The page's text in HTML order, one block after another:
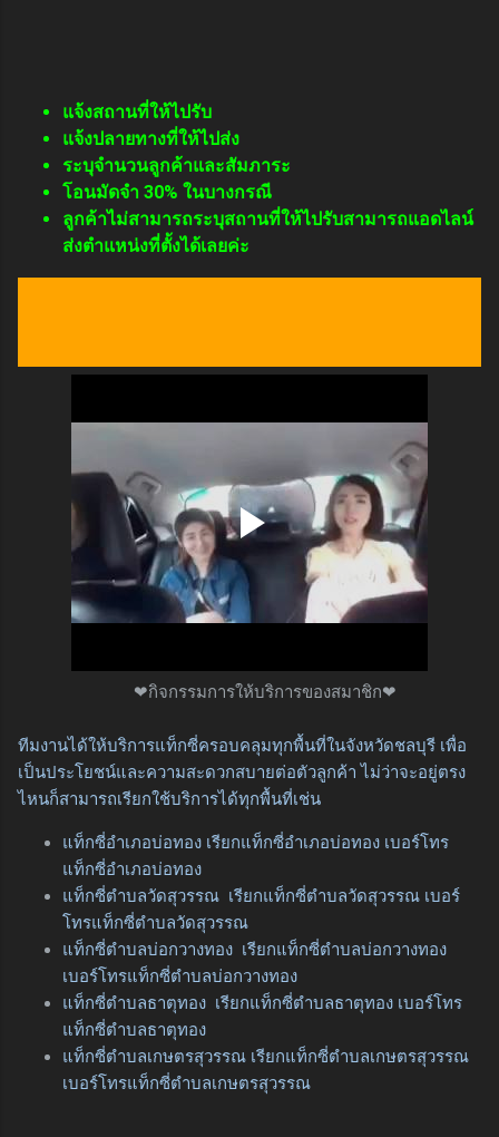
แจ้งสถานที่ให้ไปรับ
แจ้งปลายทางที่ให้ไปส่ง
ระบุจำนวนลูกค้าและสัมภาระ
โอนมัดจำ 30% ในบางกรณี
ลูกค้าไม่สามารถระบุสถานที่ให้ไปรับสามารถแอดไลน์
ส่งตำแหน่งที่ตั้งได้เลยค่ะ
❤กิจกรรมการให้บริการของสมาชิก❤
ทีมงานได้ให้บริการแท็กซี่ครอบคลุมทุกพื้นที่ในจังหวัดชลบุรี เพื่อ
เป็นประโยชน์และความสะดวกสบายต่อตัวลูกค้า ไม่ว่าจะอยู่ตรง
ไหนก็สามารถเรียกใช้บริการได้ทุกพื้นที่เช่น
แท็กซี่อำเภอบ่อทอง เรียกแท็กซี่อำเภอบ่อทอง เบอร์โทร
แท็กซี่อำเภอบ่อทอง
แท็กซี่ตำบลวัดสุวรรณ เรียกแท็กซี่ตำบลวัดสุวรรณ เบอร์
โทรแท็กซี่ตำบลวัดสุวรรณ
แท็กซี่ตำบลบ่อกวางทอง เรียกแท็กซี่ตำบลบ่อกวางทอง
เบอร์โทรแท็กซี่ตำบลบ่อกวางทอง
แท็กซี่ตำบลธาตุทอง เรียกแท็กซี่ตำบลธาตุทอง เบอร์โทร
แท็กซี่ตำบลธาตุทอง
แท็กซี่ตำบลเกษตรสุวรรณ เรียกแท็กซี่ตำบลเกษตรสุวรรณ
เบอร์โทรแท็กซี่ตำบลเกษตรสุวรรณ